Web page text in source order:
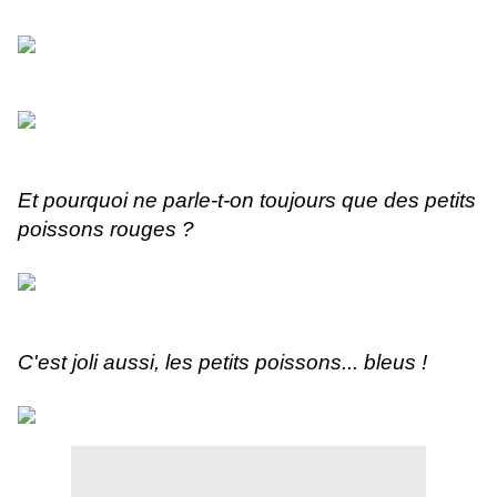
Et pourquoi ne parle-t-on toujours que des petits
poissons rouges ?
C'est joli aussi, les petits poissons... bleus !